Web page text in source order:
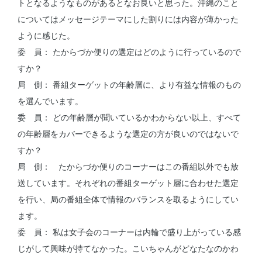
トとなるようなものがあるとなお良いと思った。沖縄のこと
についてはメッセージテーマにした割りには内容が薄かった
ように感じた。
委 員： たからづか便りの選定はどのように行っているので
すか？
局 側： 番組ターゲットの年齢層に、より有益な情報のもの
を選んでいます。
委 員： どの年齢層が聞いているかわからない以上、すべて
の年齢層をカバーできるような選定の方が良いのではないで
すか？
局 側： たからづか便りのコーナーはこの番組以外でも放
送しています。それぞれの番組ターゲット層に合わせた選定
を行い、局の番組全体で情報のバランスを取るようにしてい
ます。
委 員： 私は女子会のコーナーは内輪で盛り上がっている感
じがして興味が持てなかった。こいちゃんがどなたなのかわ